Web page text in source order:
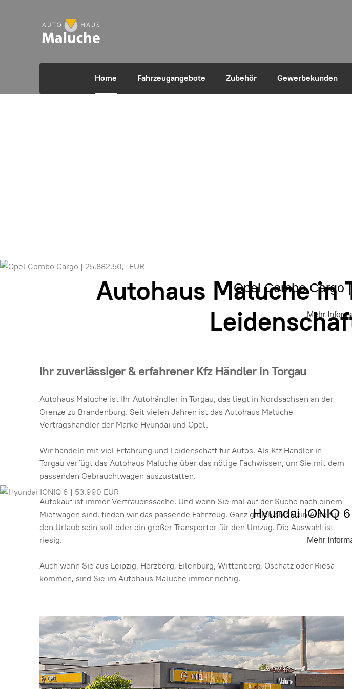
Home Fahrzeugangebote Zubehör Gewerbekunden
Opel Combo Cargo
Mehr
Hyundai IONIQ
Mehr
Autohaus Maluche in
Ihr zuverlässiger & erfahrener Kfz Händler in Torgau
Autohaus Maluche ist Ihr Autohändler in Torgau, das liegt in Nordsachsen an der
Grenze zu Brandenburg. Seit vielen Jahren ist das Autohaus Maluche
Vertragshändler der Marke Hyundai und Opel.
Wir handeln mit viel Erfahrung und Leidenschaft für Autos. Als Kfz Händler in
Torgau verfügt das Autohaus Maluche über das nötige Fachwissen, um Sie mit dem
passenden Gebrauchtwagen auszustatten.
Autokauf ist immer Vertrauenssache. Und wenn Sie mal auf der Suche nach einem
Mietwagen sind, finden wir das passende Fahrzeug. Ganz gleich ob es ein Auto für
den Urlaub sein soll oder ein großer Transporter für den Umzug. Die Auswahl ist
riesig.
Auch wenn Sie aus Leipzig, Herzberg, Eilenburg, Wittenberg, Oschatz oder Riesa
kommen, sind Sie im Autohaus Maluche immer richtig.